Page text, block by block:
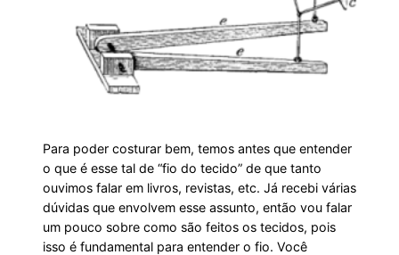
Para poder costurar bem, temos antes que entender
o que é esse tal de “fio do tecido” de que tanto
ouvimos falar em livros, revistas, etc. Já recebi várias
dúvidas que envolvem esse assunto, então vou falar
um pouco sobre como são feitos os tecidos, pois
isso é fundamental para entender o fio. Você